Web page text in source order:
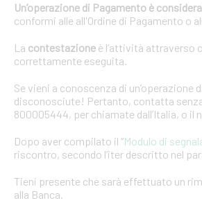
Un’operazione di Pagamento è
conformi alle all'Ordine di Pagamento o
La contestazione è l’attività attraverso
correttamente eseguita.
Se vieni a conoscenza di
disconosciute! Pertanto, contatta
800005444, per chiamate dall’Italia, o il
Dopo aver compilato il “Modulo di
riscontro, secondo l’iter descritto nel
Tieni presente che sarà effettuato un
alla Banca.